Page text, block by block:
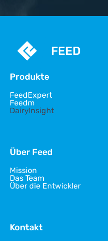
FEED
Produkte
FeedExpert
Feedm
DairyInsight
Über Feed
Mission
Das Team
Über die Entwickler
Kontakt